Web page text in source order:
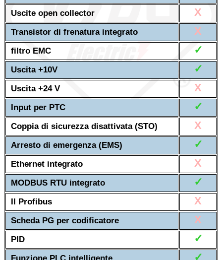
Uscite open collector
X
Transistor di frenatura integrato X
filtro EMC ✓
Uscita +10V ✓
Uscita +24 V X
Input per PTC ✓
Coppia di sicurezza disattivata (STO) X
Arresto di emergenza (EMS) ✓
Ethernet integrato X
MODBUS RTU integrato ✓
Il Profibus X
Scheda PG per codificatore X
PID ✓
✓